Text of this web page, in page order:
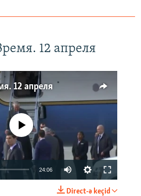
12 апреля
12 апреля
currently available
24:06
Direct-ə keçid